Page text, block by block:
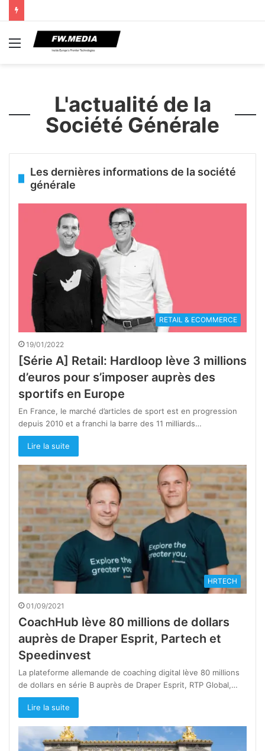
Menu
L'actualité de la
Société Générale
Les dernières informations de la société
générale
RETAIL & ECOMMERCE
19/01/2022
[Série A] Retail: Hardloop lève 3 millions
d’euros pour s’imposer auprès des
sportifs en Europe
En France, le marché d’articles de sport est en progression
depuis 2010 et a franchi la barre des 11 milliards…
Lire la suite
HRTECH
01/09/2021
CoachHub lève 80 millions de dollars
auprès de Draper Esprit, Partech et
Speedinvest
La plateforme allemande de coaching digital lève 80 millions
de dollars en série B auprès de Draper Esprit, RTP Global,…
Lire la suite